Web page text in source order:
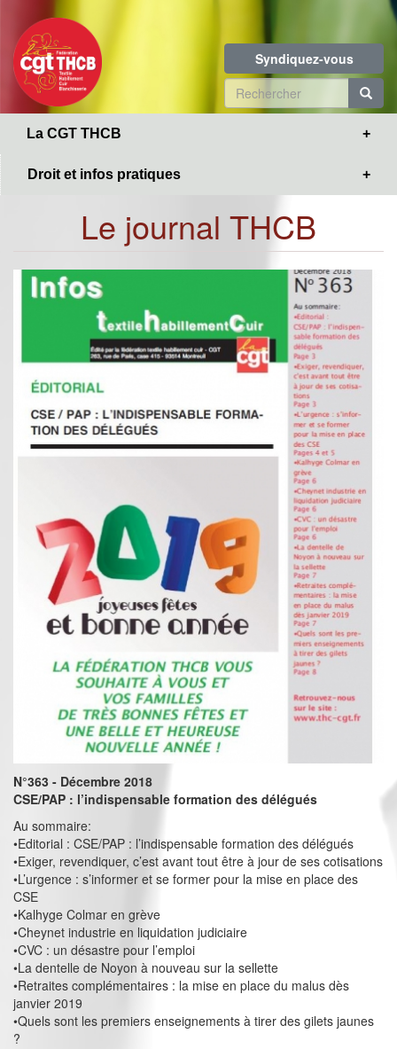
contenu
principal
Syndiquez-vous
Formulaire
de
La CGT THCB
Droit et infos pratiques
Le journal THCB
N°363 - Décembre 2018
CSE/PAP : l’indispensable formation des délégués
Au sommaire:
•Editorial : CSE/PAP : l’indispensable formation des délégués
•Exiger, revendiquer, c’est avant tout être à jour de ses cotisations
•L’urgence : s’informer et se former pour la mise en place des
CSE
•Kalhyge Colmar en grève
•Cheynet industrie en liquidation judiciaire
•CVC : un désastre pour l’emploi
•La dentelle de Noyon à nouveau sur la sellette
•Retraites complémentaires : la mise en place du malus dès
janvier 2019
•Quels sont les premiers enseignements à tirer des gilets jaunes
?